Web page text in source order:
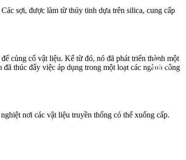
sợi, được làm từ thủy tinh dựa trên silica, cung cấp
củng cố vật liệu. Kể từ đó, nó đã phát triển thành một
thúc đẩy việc áp dụng trong một loạt các ngành công
nơi các vật liệu truyền thống có thể xuống cấp.